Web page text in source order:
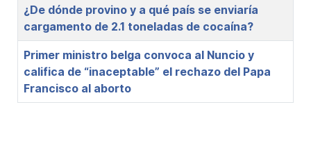
Title
¿De dónde provino y a qué país se enviaría
cargamento de 2.1 toneladas de cocaína?
Primer ministro belga convoca al Nuncio y
califica de “inaceptable” el rechazo del Papa
Francisco al aborto